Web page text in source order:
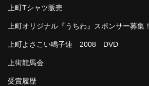
上町Tシャツ販売
上町オリジナル『うちわ』スポンサー募集！
上町よさこい鳴子連 2008 DVD
上街龍馬会
受賞履歴